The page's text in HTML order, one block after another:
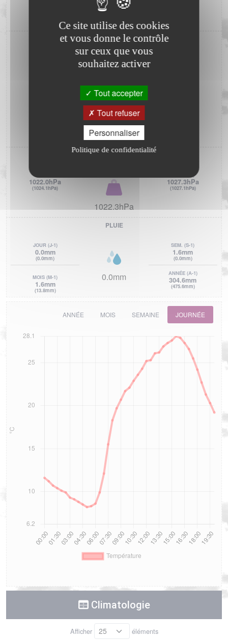
70%
VENT
SO
NO
N/A
DIRECTION DU VENT
PRESSION ATMOSPHÉRIQUE
1022.0hPa
(1024.1hPa)
1022.3hPa
(J-1)
1027.3hPa
(1027.1hPa)
PLUIE
JOUR (J-1)
0.0mm
(0.0mm)
MOIS(M-1)
1.6mm
(13.8mm)
0.0mm
SEM.(S-1)
1.6mm
(0.0mm)
ANNÉE (A-1)
304.6mm
(475.6mm)
ANNÉE MOIS SEMAINE JOURNÉE
Climatologie
Afficher éléments
Ce site utilise des cookies
et vous donne le contrôle
sur ceux que vous
souhaitez activer
Tout accepter
Tout refuser
Personnaliser
Politique de confidentialité